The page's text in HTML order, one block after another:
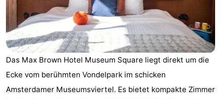
Appartements
Campingplätze
Ferienhäuser
Das Max Brown Hotel Museum Square liegt direkt um die
Ecke vom berühmten Vondelpark im schicken
Amsterdamer Museumsviertel. Es bietet kompakte Zimmer